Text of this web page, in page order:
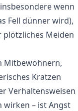
wenn
Fell dünner wird),
plötzliches Meiden
Mitbewohnern,
Kratzen
Verhaltensweisen
wirken – ist Angst